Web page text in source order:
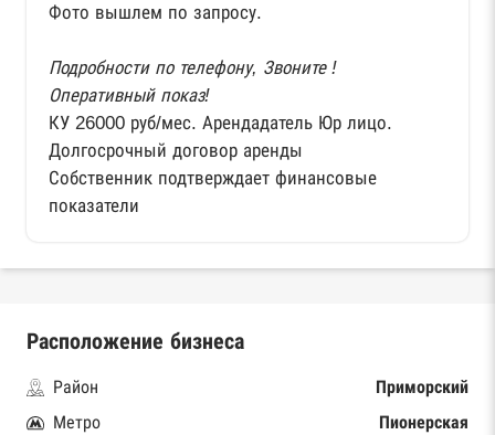
Фото вышлем по запросу.
Подробности по телефону, Звоните !
Оперативный показ!
КУ 26000 руб/мес. Арендадатель Юр лицо.
Долгосрочный договор аренды
Собственник подтверждает финансовые
показатели
Расположение бизнеса
Район
Приморский
Метро
Пионерская